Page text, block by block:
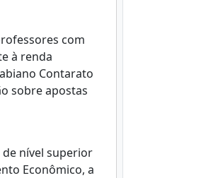
com
à renda
Contarato
sobre apostas
nível superior
Econômico, a